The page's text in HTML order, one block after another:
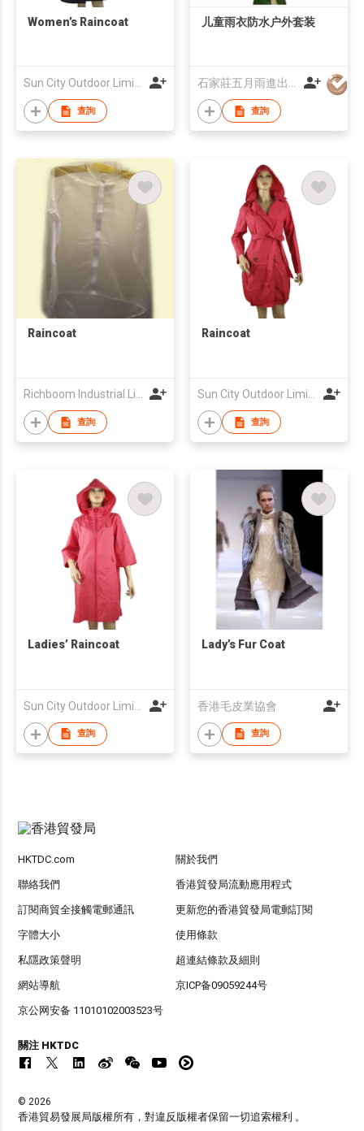
Women’s Raincoat
查詢
儿童雨衣防水户外套装
查詢
Raincoat
Richboom Industrial Limited
查詢
Raincoat
Sun City Outdoor Limited
查詢
Ladies’ Raincoat
查詢
Lady’s Fur Coat
香港毛皮業協會
查詢
HKTDC.com 關於我們
聯絡我們 香港貿發局流動應用程式
訂閱商貿全接觸電郵通訊 更新您的香港貿發局電郵訂閱
字體大小 使用條款
私隱政策聲明 超連結條款及細則
網站導航 京ICP备09059244号
京公网安备 11010102003523号
關注 HKTDC
© 2026
香港貿易發展局版權所有，對違反版權者保留一切追索權利 。